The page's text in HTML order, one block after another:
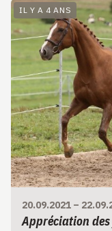
IL Y A 4 ANS
20.09.2021 –
Appréciation